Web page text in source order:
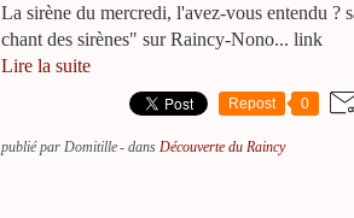
La sirène du mercredi, l'avez-vous entendu ?
chant des sirènes" sur Raincy-Nono... link
Lire la suite
Repost 0
publié par Domitille- dans Découverte du Raincy